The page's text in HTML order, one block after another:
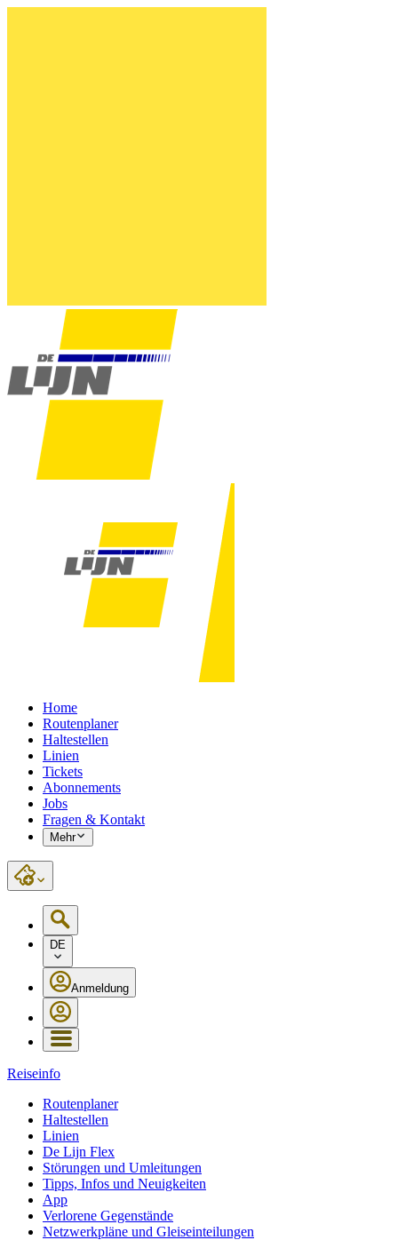
Home
Routenplaner
Haltestellen
Linien
Tickets
Abonnements
Jobs
Fragen & Kontakt
Mehr
DE
Anmeldung
Reiseinfo
Routenplaner
Haltestellen
Linien
De Lijn Flex
Störungen und Umleitungen
Tipps, Infos und Neuigkeiten
App
Verlorene Gegenstände
Netzwerkpläne und Gleiseinteilungen